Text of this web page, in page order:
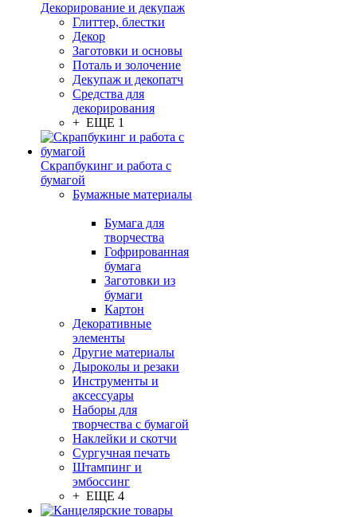
Декорирование и декупаж
Глиттер, блестки
Декор
Заготовки и основы
Поталь и золочение
Декупаж и декопатч
Средства для
декорирования
+ ЕЩЕ 1
Скрапбукинг и работа с
бумагой
Бумажные материалы
Бумага для
творчества
Гофрированная
бумага
Заготовки из
бумаги
Картон
Декоративные
элементы
Другие материалы
Дыроколы и резаки
Инструменты и
аксессуары
Наборы для
творчества с бумагой
Наклейки и скотчи
Сургучная печать
Штампинг и
эмбоссинг
+ ЕЩЕ 4